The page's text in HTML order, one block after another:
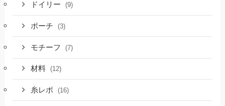
ドイリー (9)
ポーチ (3)
モチーフ (7)
材料 (12)
糸レポ (16)